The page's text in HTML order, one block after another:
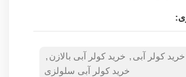
خرید کولر آبی , خرید کولر آبی بالازن ,
خرید کولر آبی سلولزی